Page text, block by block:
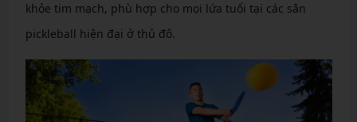
khỏe tim mạch, phù hợp cho mọi lứa tuổi tại các sân
pickleball hiện đại ở thủ đô.